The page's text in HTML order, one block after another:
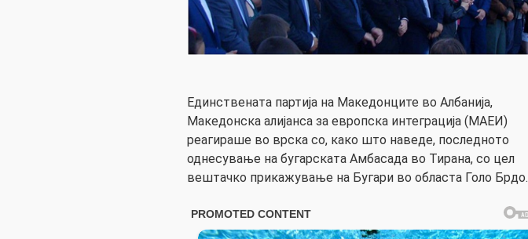
Единствената партија на Македонците во Албанија,
Македонска алијанса за европска интеграција (МАЕИ)
реагираше во врска со, како што наведе, последното
однесување на бугарската Амбасада во Тирана, со цел
вештачко прикажување на Бугари во областа Голо Брдо.